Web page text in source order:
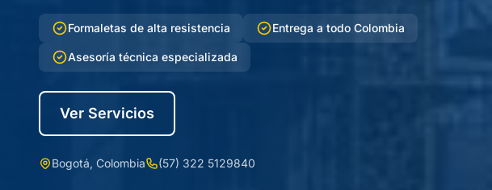
Formaletas de alta resistencia Entrega a todo Colombia
Asesoría técnica especializada
Ver Servicios
Bogotá, Colombia (57) 322 5129840